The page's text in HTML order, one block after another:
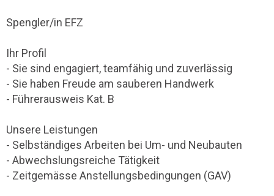
Spengler/in EFZ
Ihr Profil
- Sie sind engagiert, teamfähig und zuverlässig
- Sie haben Freude am sauberen Handwerk
- Führerausweis Kat. B
Unsere Leistungen
- Selbständiges Arbeiten bei Um- und Neubauten
- Abwechslungsreiche Tätigkeit
- Zeitgemässe Anstellungsbedingungen (GAV)